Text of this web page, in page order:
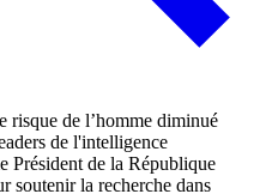
de l'intelligence
Président de la République
soutenir la recherche dans